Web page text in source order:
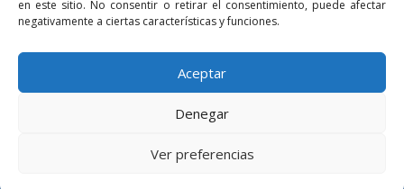
en este sitio. No consentir o retirar el consentimiento, puede afectar
negativamente a ciertas características y funciones.
Aceptar
Denegar
Ver preferencias
Enlaces Accesibilidad Mapa Web
Política de cookies
Aviso legal